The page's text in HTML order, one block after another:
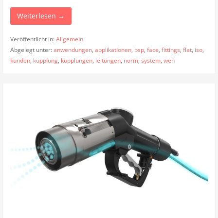
Weiterlesen →
Veröffentlicht in:Allgemein
Abgelegt unter:anwendungen, applikationen, bsp, face, fittings, flat, iso,
kunden, kupplung, kupplungen, leitungen, norm, system, weh